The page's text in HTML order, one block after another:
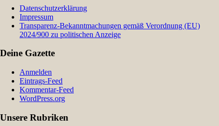
Datenschutzerklärung
Impressum
Transparenz-Bekanntmachungen gemäß Verordnung (EU)
2024/900 zu politischen Anzeige
Deine Gazette
Anmelden
Eintrags-Feed
Kommentar-Feed
WordPress.org
Unsere Rubriken